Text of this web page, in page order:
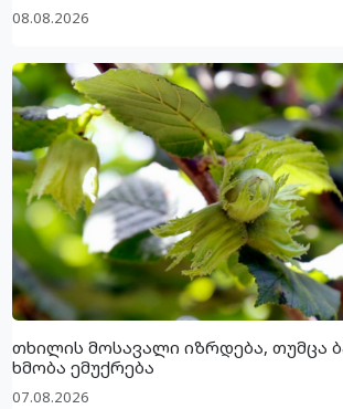
08.08.2026
თხილის მოსავალი იზრდება, თუმცა
ხმობა ემუქრება
07.08.2026